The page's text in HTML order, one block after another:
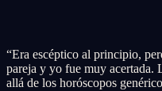
“Era escéptico al principio,
pareja y yo fue muy acertada.
allá de los horóscopos